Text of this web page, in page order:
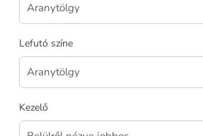
Lefutó színe
Kezelő